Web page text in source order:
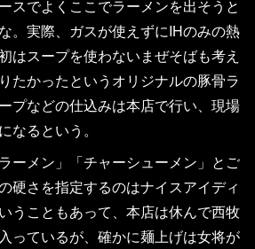
スでよくここでラーメンを出そうと
。実際、ガスが使えずにIHのみの熱
はスープを使わないまぜそばも考え
たかったというオリジナルの豚骨ラ
プなどの仕込みは本店で行い、現場
なるという。
ーメン」「チャーシューメン」とご
硬さを指定するのはナイスアイディ
うこともあって、本店は休んで西牧
っているが、確かに麺上げは女将が